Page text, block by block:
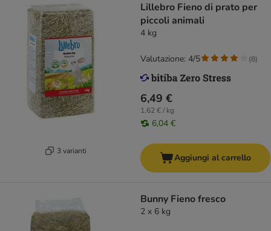
3 varianti
Lillebro Fieno di prato per
piccoli animali
4 kg
6,49 €
1,62 € / kg
6,04 €
Valutazione: 4/5 (8)
Aggiungi al carrello
Bunny Fieno fresco
2 x 6 kg